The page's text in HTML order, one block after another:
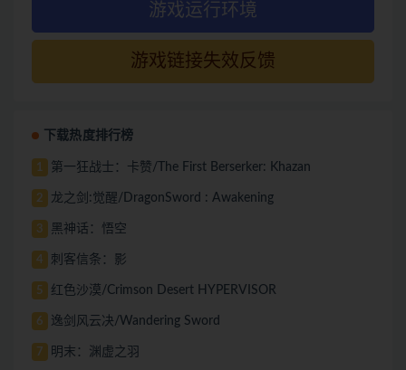
游戏运行环境
游戏链接失效反馈
下载热度排行榜
1 第一狂战士：卡赞/The First Berserker: Khazan
2 龙之剑:觉醒/DragonSword : Awakening
3 黑神话：悟空
4 刺客信条：影
5 红色沙漠/Crimson Desert HYPERVISOR
6 逸剑风云决/Wandering Sword
7 明末：渊虚之羽